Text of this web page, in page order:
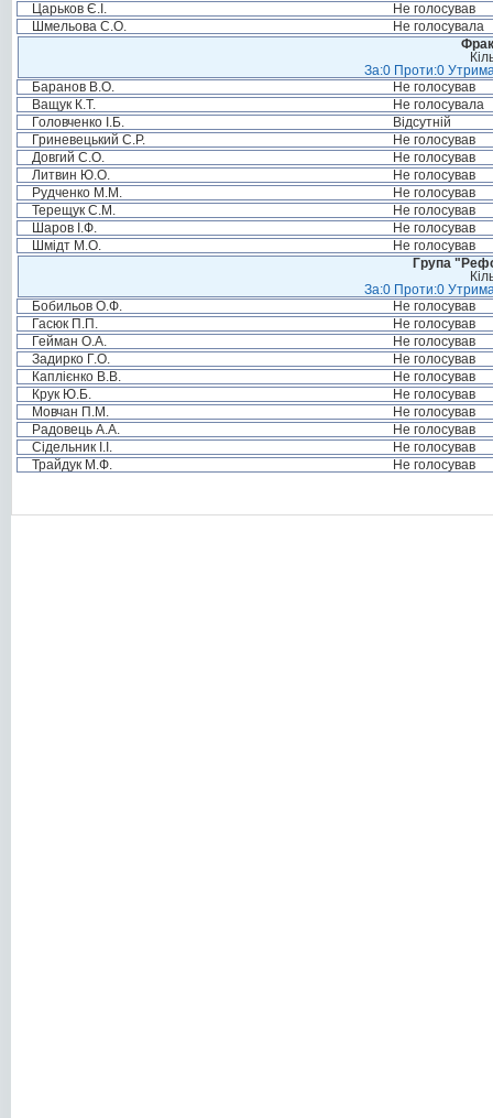
Царьков Є.І.
Не голосував
Шмельова С.О.
Не голосувала
За:0 Проти:0
Баранов В.О.
Не голосував
Ващук К.Т.
Не голосувала
Головченко І.Б.
Відсутній
Гриневецький С.Р.
Не голосував
Довгий С.О.
Не голосував
Литвин Ю.О.
Не голосував
Рудченко М.М.
Не голосував
Терещук С.М.
Не голосував
Шаров І.Ф.
Не голосував
Шмідт М.О.
Не голосував
Група
За:0 Проти:0
Бобильов О.Ф.
Не голосував
Гасюк П.П.
Не голосував
Гейман О.А.
Не голосував
Задирко Г.О.
Не голосував
Каплієнко В.В.
Не голосував
Крук Ю.Б.
Не голосував
Мовчан П.М.
Не голосував
Радовець А.А.
Не голосував
Сідельник І.І.
Не голосував
Трайдук М.Ф.
Не голосував